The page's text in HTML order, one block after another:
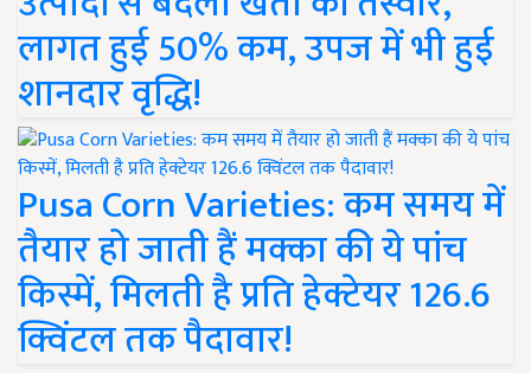
लागत हुई 50% कम, उपज में भी हुई
शानदार वृद्धि!
Pusa Corn Varieties: कम समय में
तैयार हो जाती हैं मक्का की ये पांच
किस्में, मिलती है प्रति हेक्टेयर 126.6
क्विंटल तक पैदावार!